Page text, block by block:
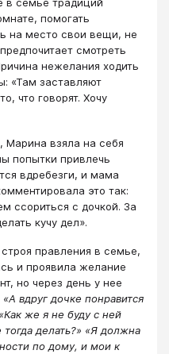
в семье традиций
помогать
на место свои вещи, не
смотреть
нежелания ходить
«Там заставляют
что говорят. Хочу
взяла на себя
попытки привлечь
вдребезги, и мама
это так:
ссориться с дочкой. За
кучу дел».
правления в семье,
и проявила желание
но через день у нее
«А вдруг дочке понравится
же я не буду с ней
тогда делать?» «Я должна
по дому, и мои к